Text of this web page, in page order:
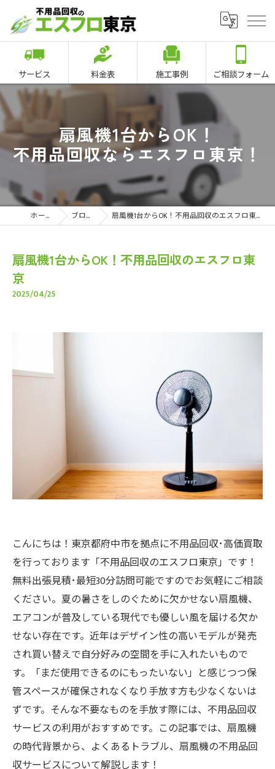
サービス 料金表 施工事例 ご相談フォーム
扇風機1台からOK！
不用品回収ならエスフロ東京！
ホーム ブログ 扇風機1台からOK！不用品回収のエスフロ東京
扇風機1台からOK！不用品回収のエスフロ東
京
2025/04/25
こんにちは！東京都府中市を拠点に不用品回収･高価買取
を行っております「不用品回収のエスフロ東京」です！
無料出張見積･最短30分訪問可能ですのでお気軽にご相談
ください。夏の暑さをしのぐために欠かせない扇風機、
エアコンが普及している現代でも優しい風を届ける欠か
せない存在です。近年はデザイン性の高いモデルが発売
され買い替えで自分好みの空間を手に入れたいもので
す。「まだ使用できるのにもったいない」と感じつつ保
管スペースが確保されなくなり手放す方も少なくないは
ずです。そんな不要なものを手放す際には、不用品回収
サービスの利用がおすすめです。この記事では、扇風機
の時代背景から、よくあるトラブル、扇風機の不用品回